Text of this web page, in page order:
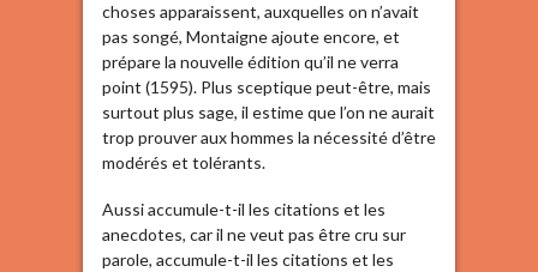
choses apparaissent, auxquelles on n’avait
pas songé, Montaigne ajoute encore, et
prépare la nouvelle édition qu’il ne verra
point (1595). Plus sceptique peut-être, mais
surtout plus sage, il estime que l’on ne aurait
trop prouver aux hommes la nécessité d’être
modérés et tolérants.
Aussi accumule-t-il les citations et les
anecdotes, car il ne veut pas être cru sur
parole, accumule-t-il les citations et les